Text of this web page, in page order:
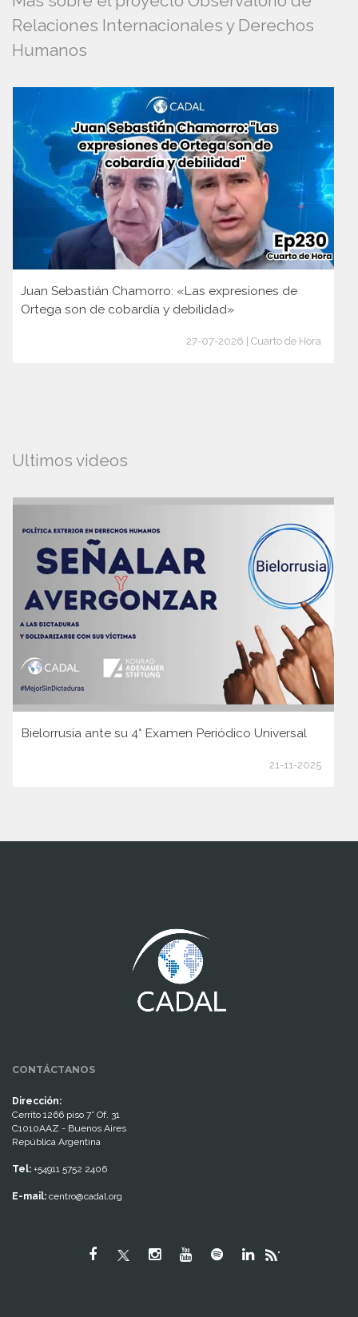
Relaciones Internacionales y Derechos
Humanos
Juan Sebastián Chamorro: «Las expresiones de
Ortega son de cobardía y debilidad»
27-07-2026 | Cuarto de Hora
Ultimos videos
Bielorrusia ante su 4° Examen Periódico Universal
21-11-2025
CONTÁCTANOS
Dirección:
Cerrito 1266 piso 7° Of. 31
C1010AAZ - Buenos Aires
República Argentina
Tel: +54911 5752 2406
E-mail: centro@cadal.org
"